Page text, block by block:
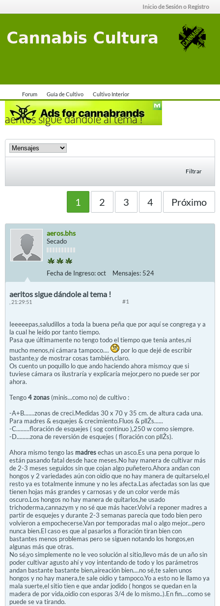
Inicio de Sesión o Registro
Forum Guía de Cultivo Cultivo Interior
aeritos sigue dándole al tema !
Filtrar
1 2 3 4 Próximo
aeros.bhs
Secado
Fecha de Ingreso:oct Mensajes: 524
#1
aeritos sigue dándole al tema !
, 21:29:51
Ieeeeepas,saludillos a toda la buena peña que por aquí se congrega y a
la cual he leído por tanto tiempo.
Pasa que últimamente no tengo todo el tiempo que tenía antes,ni
mucho menos,ni cámara tampoco....
por lo que dejé de escribir
bastante,y de mostrar cosas también,claro.
Os cuento un poquillo lo que ando haciendo ahora mismo,y que si
tuviese cámara os ilustraría y explicaría mejor,pero no puede ser por
ahora.
Tengo4 zonas (minis...como no) de cultivo :
-A+B.......zonas de creci.Medidas 30 x 70 y 35 cm. de altura cada una.
Para madres & esquejes & crecimiento.Fluos & pllŽs......
-C.........floración de esquejes ( sog continuo ),250 w como siempre.
-D.........zona de reversión de esquejes ( floración con pllŽs).
Ahora mismo tengo las madresechas un asco.Es una pena porque lo
están pasando fatal desde hace meses.No hay manera de cultivar más
de 2-3 meses seguidos sin que cojan algo puñetero.Ahora andan con
hongos y 2 variedades aún con oidio que no hay manera de quitarselo,el
resto ya es totalmente inmune y no les afecta.Las afectadas son las que
tienen hojas más grandes y carnosas y de un color verde más
oscuro.Los hongos no hay manera de quitarlos,he usado
trichoderma,cannazym y no sé que más hacer.Volví a reponer madres a
partir de esquejes y durante 2-3 semanas parecía que todo bien pero
volvieron a empochecerse.Van por temporadas mal o algo mejor...pero
nunca bien.El caso es que al pasarlos a floración tiran bien con
bastantes menos problemas pero se siguen notando los hongos,en
algunas más que otras.
No sé,yo simplemente no le veo solución al sitio,llevo más de un año sin
poder cultivar agusto ahí y voy intentando de todo y los parámetros
andan bastante bastante bien,aireación bien....no sé,te salen unos
hongos y no hay manera,te sale oidio y tampoco.Yo a esto no le llamo ya
mala suerte,el sitio tien e que andar jodido ( hongos se quedan en la
madera de por vida,oidio con esporas 3/4 de lo mismo..).En fin....como se
puede se va tirando.